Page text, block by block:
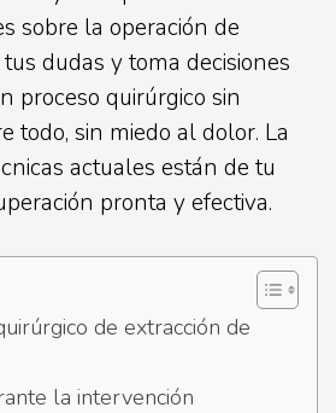
sobre la operación de
dudas y toma decisiones
proceso quirúrgico sin
todo, sin miedo al dolor. La
actuales están de tu
pronta y efectiva.
de extracción de
la intervención